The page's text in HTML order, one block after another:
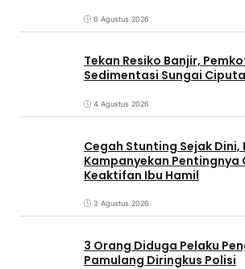
6 Agustus 2026
Tekan Resiko Banjir,
Sedimentasi Sungai
4 Agustus 2026
Cegah Stunting Sejak Dini,
Kampanyekan Pentingnya
Keaktifan Ibu Hamil
3 Agustus 2026
3 Orang Diduga Pelaku
Pamulang Diringkus Polisi